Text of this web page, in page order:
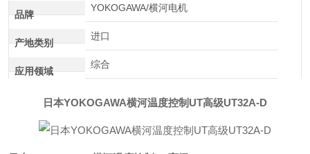
品牌
YOKOGAWA/横河电机
产地类别
进口
应用领域
综合
日本YOKOGAWA横河温度控制UT高级UT32A-D